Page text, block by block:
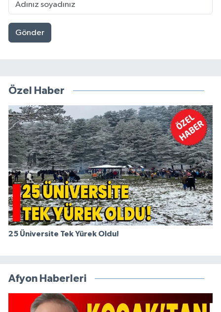
Gönder
Özel Haber
25 Üniversite Tek Yürek Oldu!
Afyon Haberleri